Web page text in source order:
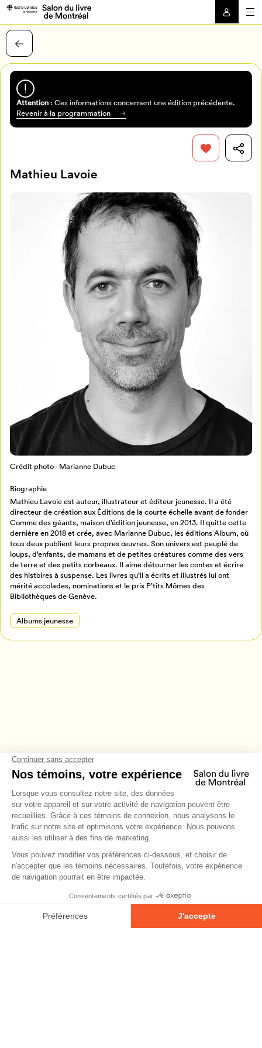
Programmation
Billetterie
Retour à l’accueil
Attention: Ces informations concernent une édition précédente.
Revenir à la programmation
Mathieu Lavoie
Crédit photo - Marianne Dubuc
Biographie
Mathieu Lavoie est auteur, illustrateur et éditeur jeunesse. Il a été
directeur de création aux Éditions de la courte échelle avant de fonder
Comme des géants, maison d’édition jeunesse, en 2013. Il quitte cette
dernière en 2018 et crée, avec Marianne Dubuc, les éditions Album, où
tous deux publient leurs propres œuvres. Son univers est peuplé de
loups, d’enfants, de mamans et de petites créatures comme des vers
de terre et des petits corbeaux. Il aime détourner les contes et écrire
des histoires à suspense. Les livres qu’il a écrits et illustrés lui ont
mérité accolades, nominations et le prix P’tits Mômes des
Bibliothèques de Genève.
Albums jeunesse
Pour enregistrer vos favoris,
connectez-vous ou créez votre profil
Mon Salon
Créer un profil
Annuler